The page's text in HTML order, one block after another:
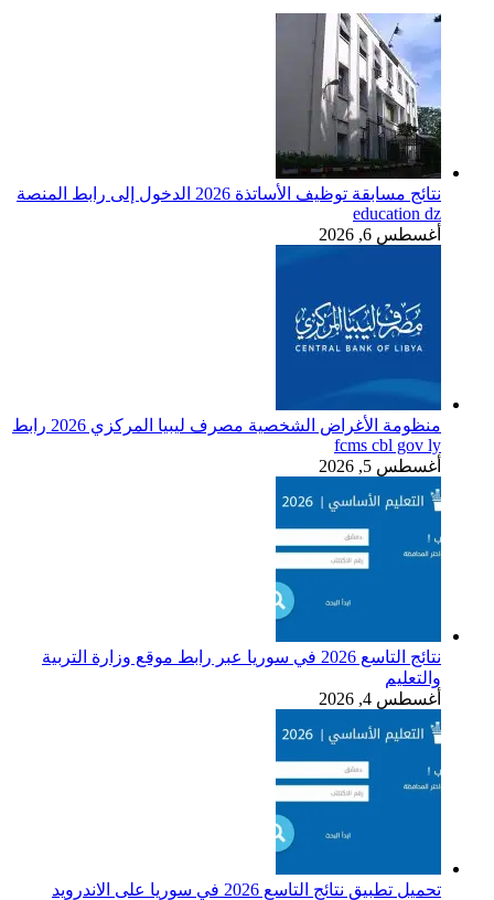
نتائج مسابقة توظيف الأساتذة 2026 الدخول إلى رابط المنصة
education dz
أغسطس 6, 2026
منظومة الأغراض الشخصية مصرف ليبيا المركزي 2026 رابط
fcms cbl gov ly
أغسطس 5, 2026
نتائج التاسع 2026 في سوريا عبر رابط موقع وزارة التربية
والتعليم
أغسطس 4, 2026
تحميل تطبيق نتائج التاسع 2026 في سوريا على الاندرويد